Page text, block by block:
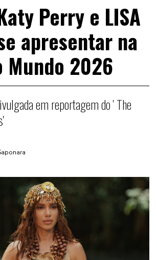
Perry e LISA
apresentar na
Mundo 2026
em reportagem do ' The